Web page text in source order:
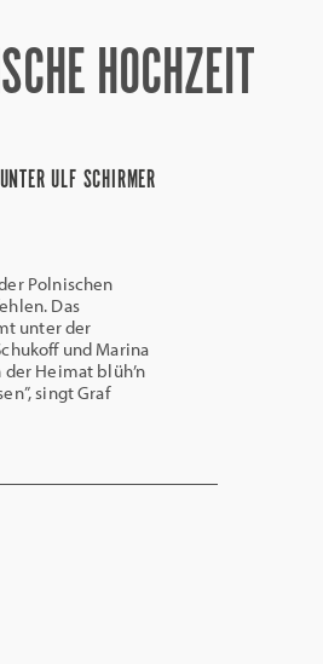
HOCHZEIT
ULF SCHIRMER
Polnischen
Das
unter der
und Marina
der Heimat blüh’n
singt Graf